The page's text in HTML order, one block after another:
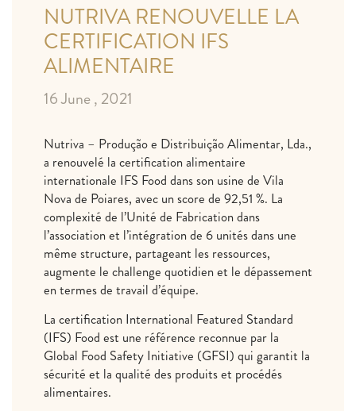
NUTRIVA RENOUVELLE LA
CERTIFICATION IFS
ALIMENTAIRE
16 June , 2021
Nutriva – Produção e Distribuição Alimentar, Lda.,
a renouvelé la certification alimentaire
internationale IFS Food dans son usine de Vila
Nova de Poiares, avec un score de 92,51 %. La
complexité de l’Unité de Fabrication dans
l’association et l’intégration de 6 unités dans une
même structure, partageant les ressources,
augmente le challenge quotidien et le dépassement
en termes de travail d’équipe.
La certification International Featured Standard
(IFS) Food est une référence reconnue par la
Global Food Safety Initiative (GFSI) qui garantit la
sécurité et la qualité des produits et procédés
alimentaires.